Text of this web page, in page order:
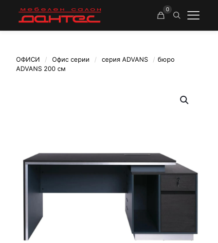
0
ОФИСИ / Офис серии / серия ADVANS / бюро
ADVANS 200 см